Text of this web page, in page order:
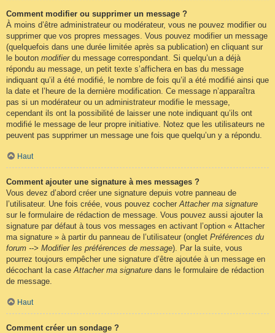
Comment modifier ou supprimer un message ?
À moins d’être administrateur ou modérateur, vous ne pouvez modifier ou
supprimer que vos propres messages. Vous pouvez modifier un message
(quelquefois dans une durée limitée après sa publication) en cliquant sur
le bouton modifierdu message correspondant. Si quelqu’un a déjà
répondu au message, un petit texte s’affichera en bas du message
indiquant qu’il a été modifié, le nombre de fois qu’il a été modifié ainsi que
la date et l’heure de la dernière modification. Ce message n’apparaîtra
pas si un modérateur ou un administrateur modifie le message,
cependant ils ont la possibilité de laisser une note indiquant qu’ils ont
modifié le message de leur propre initiative. Notez que les utilisateurs ne
peuvent pas supprimer un message une fois que quelqu’un y a répondu.
Haut
Comment ajouter une signature à mes messages ?
Vous devez d’abord créer une signature depuis votre panneau de
l’utilisateur. Une fois créée, vous pouvez cocherAttacher ma signature
sur le formulaire de rédaction de message. Vous pouvez aussi ajouter la
signature par défaut à tous vos messages en activant l’option « Attacher
ma signature » à partir du panneau de l’utilisateur (onglet Préférences du
forum --> Modifier les préférences de message). Par la suite, vous
pourrez toujours empêcher une signature d’être ajoutée à un message en
décochant la caseAttacher ma signature dans le formulaire de rédaction
de message.
Haut
Comment créer un sondage ?